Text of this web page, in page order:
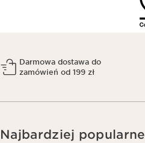
Darmowa dostawa do
zamówień od 199 zł
Najbardziej popularne